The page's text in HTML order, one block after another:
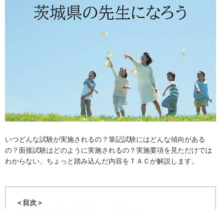
いつどんな試験が実施されるの？筆記試験にはどんな傾向がある
の？面接試験はどのように実施されるの？実施要項を見ただけでは
わからない、ちょっと踏み込んだ内容をＴＡＣが解説します。
＜目次＞